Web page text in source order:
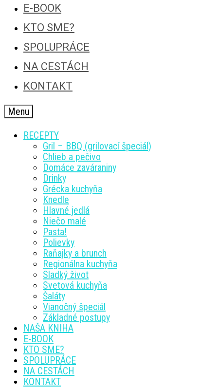
E-BOOK
KTO SME?
SPOLUPRÁCE
NA CESTÁCH
KONTAKT
Menu
RECEPTY
Gril – BBQ (grilovací špeciál)
Chlieb a pečivo
Domáce zaváraniny
Drinky
Grécka kuchyňa
Knedle
Hlavné jedlá
Niečo malé
Pasta!
Polievky
Raňajky a brunch
Regionálna kuchyňa
Sladký život
Svetová kuchyňa
Šaláty
Vianočný špeciál
Základné postupy
NAŠA KNIHA
E-BOOK
KTO SME?
SPOLUPRÁCE
NA CESTÁCH
KONTAKT